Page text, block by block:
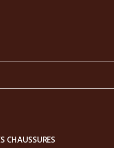
CHAUSSURES